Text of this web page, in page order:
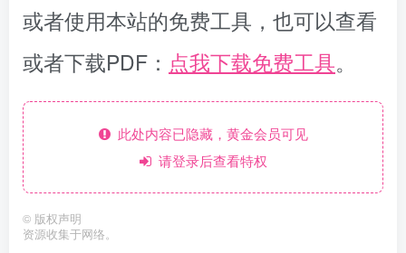
或者使用本站的免费工具，也可以查看
或者下载PDF： 点我下载免费工具。
此处内容已隐藏，黄金会员可见
请登录后查看特权
© 版权声明
资源收集于网络。